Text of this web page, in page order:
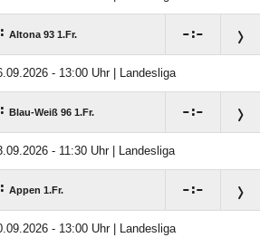
: Altona 93 1.Fr. :
- 13:00 Uhr | Landesliga
: Blau-Weiß 96 1.Fr. :
- 11:30 Uhr | Landesliga
: Appen 1.Fr. :
- 13:00 Uhr | Landesliga